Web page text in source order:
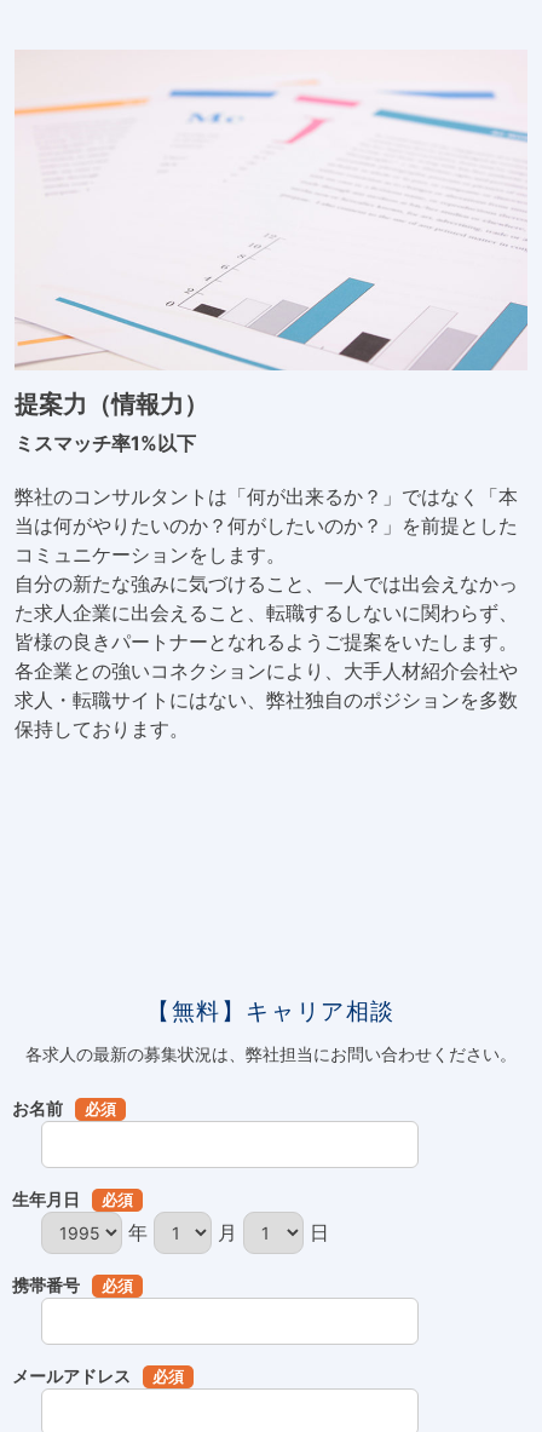
提案力（情報力）
ミスマッチ率1%以下
弊社のコンサルタントは「何が出来るか？」ではなく「本
当は何がやりたいのか？何がしたいのか？」を前提とした
コミュニケーションをします。
自分の新たな強みに気づけること、一人では出会えなかっ
た求人企業に出会えること、転職するしないに関わらず、
皆様の良きパートナーとなれるようご提案をいたします。
各企業との強いコネクションにより、大手人材紹介会社や
求人・転職サイトにはない、弊社独自のポジションを多数
保持しております。
【無料】キャリア相談
各求人の最新の募集状況は、弊社担当にお問い合わせください。
お名前 必須
生年月日 必須
年 月 日
携帯番号 必須
メールアドレス 必須